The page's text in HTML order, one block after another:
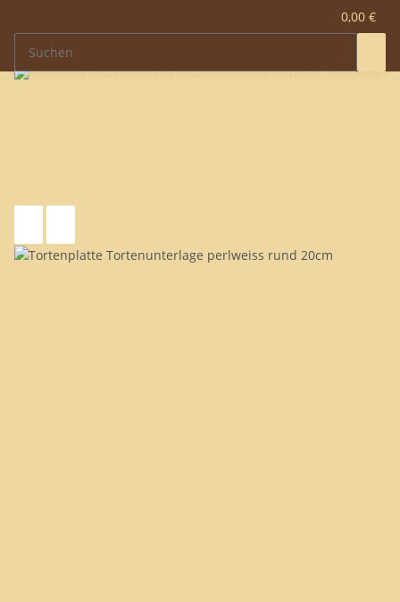
0,00 €